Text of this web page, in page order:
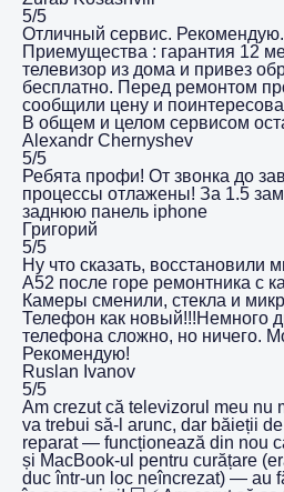
5/5
Отличный сервис.
Приемущества : гарантия 12
телевизор из дома и привез
бесплатно. Перед ремонтом
сообщили цену и
В общем и целом сервисом
Alexandr Chernyshev
5/5
Ребята профи! От звонка до
процессы отлажены! За 1.5
заднюю панель iphone
Григорий
5/5
Ну что сказать, восстановили
A52 после горе ремонтника с
Камеры сменили, стекла и
Телефон как новый!!!Немного
телефона сложно, но ничего.
Рекомендую!
Ruslan Ivanov
5/5
Am crezut că televizorul meu nu
va trebui să-l arunc, dar băieții
reparat — funcționează din nou
și MacBook-ul pentru curățare
duc într-un loc neîncrezat) — au